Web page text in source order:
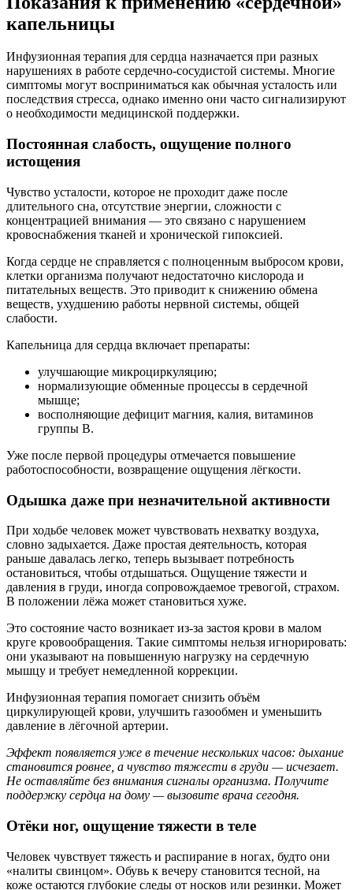
капельницы
Инфузионная терапия для сердца назначается при разных
нарушениях в работе сердечно-сосудистой системы. Многие
симптомы могут восприниматься как обычная усталость или
последствия стресса, однако именно они часто сигнализируют
о необходимости медицинской поддержки.
Постоянная слабость, ощущение полного
истощения
Чувство усталости, которое не проходит даже после
длительного сна, отсутствие энергии, сложности с
концентрацией внимания — это связано с нарушением
кровоснабжения тканей и хронической гипоксией.
Когда сердце не справляется с полноценным выбросом крови,
клетки организма получают недостаточно кислорода и
питательных веществ. Это приводит к снижению обмена
веществ, ухудшению работы нервной системы, общей
слабости.
Капельница для сердца включает препараты:
улучшающие микроциркуляцию;
нормализующие обменные процессы в сердечной
мышце;
восполняющие дефицит магния, калия, витаминов
группы B.
Уже после первой процедуры отмечается повышение
работоспособности, возвращение ощущения лёгкости.
Одышка даже при незначительной активности
При ходьбе человек может чувствовать нехватку воздуха,
словно задыхается. Даже простая деятельность, которая
раньше давалась легко, теперь вызывает потребность
остановиться, чтобы отдышаться. Ощущение тяжести и
давления в груди, иногда сопровождаемое тревогой, страхом.
В положении лёжа может становиться хуже.
Это состояние часто возникает из-за застоя крови в малом
круге кровообращения. Такие симптомы нельзя игнорировать:
они указывают на повышенную нагрузку на сердечную
мышцу и требует немедленной коррекции.
Инфузионная терапия помогает снизить объём
циркулирующей крови, улучшить газообмен и уменьшить
давление в лёгочной артерии.
Эффект появляется уже в течение нескольких часов: дыхание
становится ровнее, а чувство тяжести в груди — исчезает.
Не оставляйте без внимания сигналы организма. Получите
поддержку сердца на дому — вызовите врача сегодня.
Отёки ног, ощущение тяжести в теле
Человек чувствует тяжесть и распирание в ногах, будто они
«налиты свинцом». Обувь к вечеру становится тесной, на
коже остаются глубокие следы от носков или резинки. Может